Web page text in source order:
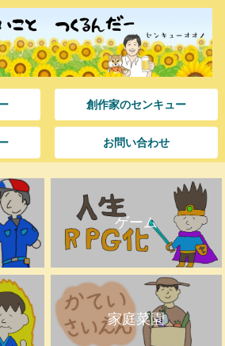
創作家のセンキュー
お問い合わせ
ゲーム
家庭菜園